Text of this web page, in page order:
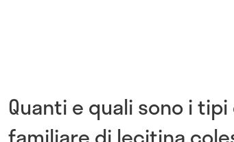
Quanti e quali sono i